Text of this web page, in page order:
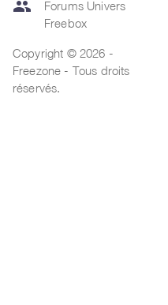
group
Forums Univers
Freebox
Copyright © 2026 -
Freezone - Tous droits
réservés.